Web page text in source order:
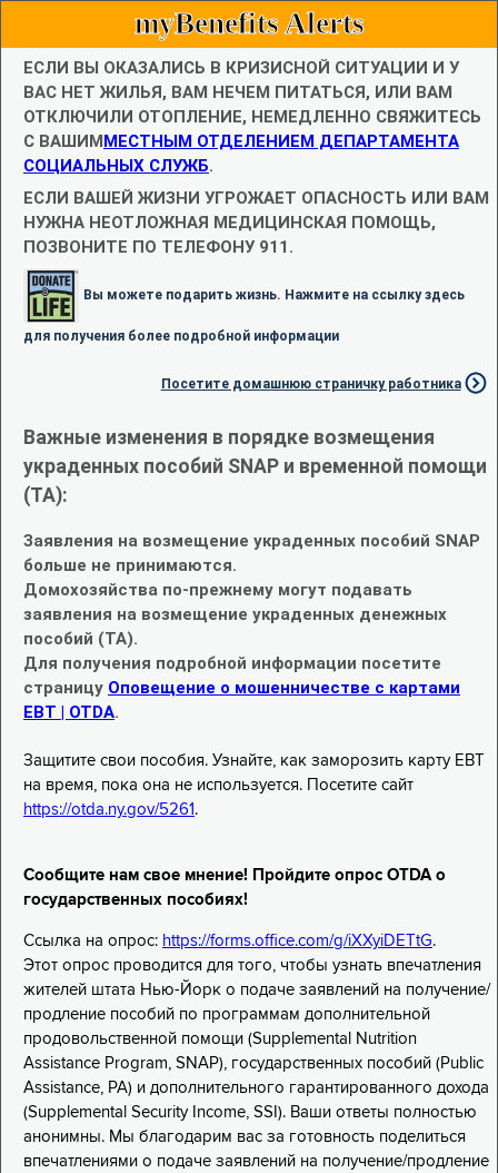
myBenefits Alerts
ЕСЛИ ВЫ ОКАЗАЛИСЬ В КРИЗИСНОЙ СИТУАЦИИ И У
ВАС НЕТ ЖИЛЬЯ, ВАМ НЕЧЕМ ПИТАТЬСЯ, ИЛИ ВАМ
ОТКЛЮЧИЛИ ОТОПЛЕНИЕ, НЕМЕДЛЕННО СВЯЖИТЕСЬ
С ВАШИММЕСТНЫМ ОТДЕЛЕНИЕМ ДЕПАРТАМЕНТА
СОЦИАЛЬНЫХ СЛУЖБ.
ЕСЛИ ВАШЕЙ ЖИЗНИ УГРОЖАЕТ ОПАСНОСТЬ ИЛИ ВАМ
НУЖНА НЕОТЛОЖНАЯ МЕДИЦИНСКАЯ ПОМОЩЬ,
ПОЗВОНИТЕ ПО ТЕЛЕФОНУ 911.
Вы можете подарить жизнь. Нажмите на ссылку здесь
для получения более подробной информации
Посетите домашнюю страничку работника
Важные изменения в порядке возмещения
украденных пособий SNAP и временной помощи
(TA):
Заявления на возмещение украденных пособий SNAP
больше не принимаются.
Домохозяйства по-прежнему могут подавать
заявления на возмещение украденных денежных
пособий (TA).
Для получения подробной информации посетите
страницу Оповещение о мошенничестве с картами
EBT | OTDA.
Защитите свои пособия. Узнайте, как заморозить карту EBT
на время, пока она не используется. Посетите сайт
https://otda.ny.gov/5261 .
Сообщите нам свое мнение! Пройдите опрос OTDA о
государственных пособиях!
Ссылка на опрос: https://forms.office.com/g/iXXyiDETtG.
Этот опрос проводится для того, чтобы узнать впечатления
жителей штата Нью-Йорк о подаче заявлений на получение/
продление пособий по программам дополнительной
продовольственной помощи (Supplemental Nutrition
Assistance Program, SNAP), государственных пособий (Public
Assistance, PA) и дополнительного гарантированного дохода
(Supplemental Security Income, SSI). Ваши ответы полностью
анонимны. Мы благодарим вас за готовность поделиться
впечатлениями о подаче заявлений на получение/продление